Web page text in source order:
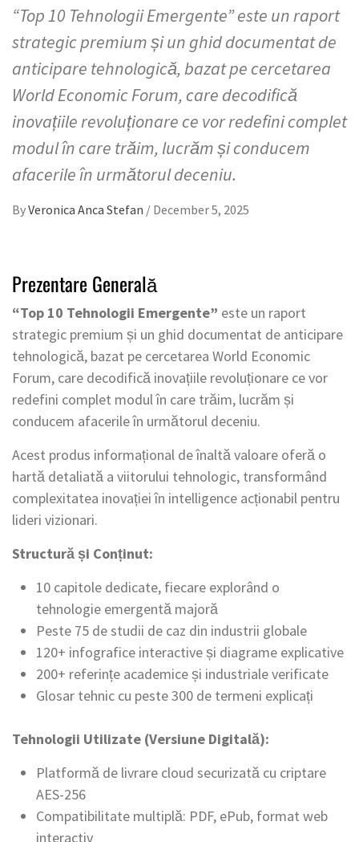
“Top 10 Tehnologii Emergente” este un raport
strategic premium și un ghid documentat de
anticipare tehnologică, bazat pe cercetarea
World Economic Forum, care decodifică
inovațiile revoluționare ce vor redefini complet
modul în care trăim, lucrăm și conducem
afacerile în următorul deceniu.
ByVeronica Anca Stefan / December 5, 2025
Prezentare Generală
“Top 10 Tehnologii Emergente” este un raport
strategic premium și un ghid documentat de anticipare
tehnologică, bazat pe cercetarea World Economic
Forum, care decodifică inovațiile revoluționare ce vor
redefini complet modul în care trăim, lucrăm și
conducem afacerile în următorul deceniu.
Acest produs informațional de înaltă valoare oferă o
hartă detaliată a viitorului tehnologic, transformând
complexitatea inovației în intelligence acționabil pentru
lideri vizionari.
Structură și Conținut:
10 capitole dedicate, fiecare explorând o
tehnologie emergentă majoră
Peste 75 de studii de caz din industrii globale
120+ infografice interactive și diagrame explicative
200+ referințe academice și industriale verificate
Glosar tehnic cu peste 300 de termeni explicați
Tehnologii Utilizate (Versiune Digitală):
Platformă de livrare cloud securizată cu criptare
AES-256
Compatibilitate multiplă: PDF, ePub, format web
interactiv